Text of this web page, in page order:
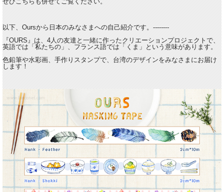
以下、Oursから日本のみなさまへの自己紹介です。--------
『OURS』は、4人の友達と一緒に作ったクリエーションプロジェクトで、
英語では「私たちの」、フランス語では「くま」という意味があります。
色鉛筆や水彩画、手作りスタンプで、台湾のデザインをみなさまにお届け
します！